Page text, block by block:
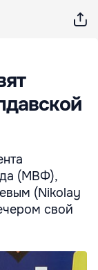
(МВФ),
(Nikolay
свой